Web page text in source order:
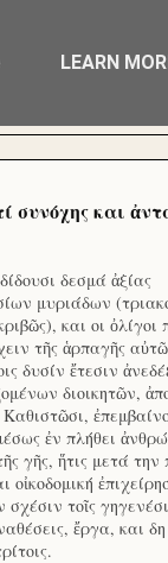
συνόχης και
δεσμά ἀξίας
μυριάδων
και οι ὀλίγοι
τῆς ἁρπαγῆς
δυσίν ἔτεσιν
διοικητῶν,
ἐν πλήθει
γῆς, ἥτις μετά την
οἰκοδομική
σχέσιν τοῖς
ἔργα, και
LEARN